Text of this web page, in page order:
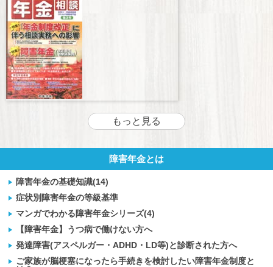
もっと見る
障害年金とは
障害年金の基礎知識(14)
症状別障害年金の等級基準
マンガでわかる障害年金シリーズ(4)
【障害年金】うつ病で働けない方へ
発達障害(アスペルガー・ADHD・LD等)と診断された方へ
ご家族が脳梗塞になったら手続きを検討したい障害年金制度と